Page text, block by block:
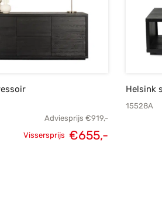
Adviesprijs €919,-
Vissersprijs €655,-
Helsink
15528A